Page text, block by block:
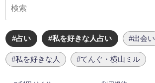
#占い #私を好きな人占い #出会い
#私を好きな人 #てんぐ・横山ミル